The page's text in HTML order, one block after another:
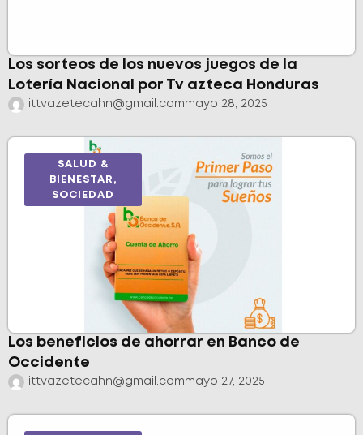
Los sorteos de los nuevos juegos de la
Lotería Nacional por Tv azteca Honduras
ittvazetecahn@gmail.commayo 28, 2025
SALUD &
BIENESTAR ,
SOCIEDAD
Los beneficios de ahorrar en Banco de
Occidente
ittvazetecahn@gmail.commayo 27, 2025